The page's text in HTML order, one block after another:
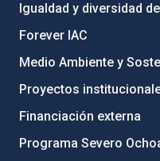
Igualdad y diversidad
Forever IAC
Medio Ambiente y
Proyectos
Financiación externa
Programa Severo